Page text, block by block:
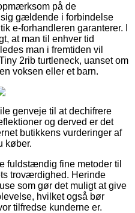
på de
gældende i forbindelse
e-forhandleren garanterer. I
at man til enhver tid
man i fremtiden vil
2rib turtleneck, uanset om
voksen eller et barn.
genveje til at dechifrere
og derved er det
butikkens vurderinger af
køber.
fuldstændig fine metoder til
troværdighed. Herinde
som gør det muligt at give
hvilket også bør
tilfredse kunderne er.